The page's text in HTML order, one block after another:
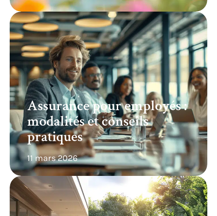
Assurance pour employés :
modalités et conseils
pratiques
11 mars 2026